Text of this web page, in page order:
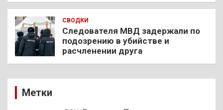
СВОДКИ
Следователя МВД задержали по
подозрению в убийстве и
расчленении друга
Метки